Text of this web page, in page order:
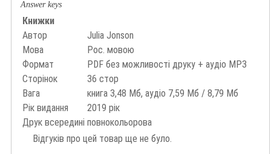
Answer keys
Книжки
Автор
Julia Jonson
Мова
Рос. мовою
Формат
PDF без можливості друку + аудіо MP3
Сторінок
36 стор
Вага
книга 3,48 Мб, аудіо 7,59 Мб / 8,79 Мб
Рік видання
2019 рік
Друк всередині повнокольорова
Відгуків про цей товар ще не було.